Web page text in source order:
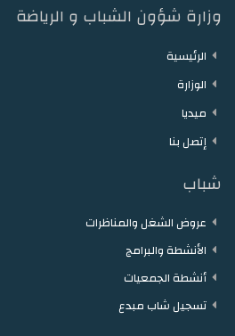
وزارة شؤون الشباب و الرياضة
الرئيسية
الوزارة
ميديا
إتصل بنا
شباب
عروض الشغل والمناظرات
الأنشطة والبرامج
أنشطة الجمعيات
تسجيل شاب مبدع